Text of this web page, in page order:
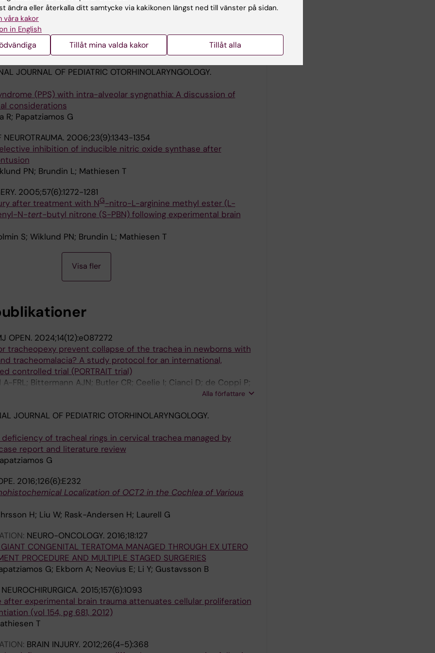
OF THE AMERICAN COLLEGE OF CARDIOLOGY.
Due to Nuclear Factor-Kappa B Activation in Irradiated Human
Paulsson-Berne G; Gahm C; Agardh HE; Farnebo F; Tornvall P
JOURNAL OF PEDIATRIC OTORHINOLARYNGOLOGY.
(PPS) with intra-alveolar syngnathia: A discussion of
considerations
R; Papatziamos G
2006;23(9):1343-1354
inhibition of inducible nitric oxide synthase after
PN; Brundin L; Mathiesen T
2005;57(6):1272-1281
after treatment with NG-nitro-L-arginine methyl ester (L-
N-tert-butyl nitrone (S-PBN) following experimental brain
S; Wiklund PN; Brundin L; Mathiesen T
Visa fler
OPEN. 2024;14(12):e087272
tracheopexy prevent collapse of the trachea in newborns with
tracheomalacia? A study protocol for an international,
controlled trial (PORTRAIT trial)
FRL; Bittermann AJN; Butler CR; Ceelie I; Cianci D; de Coppi P;
KFM; Lemmers PMA; Mullassery D; Nandi R; Pullens B; Staals
Alla författare
JOURNAL OF PEDIATRIC OTORHINOLARYNGOLOGY.
of tracheal rings in cervical trachea managed by
report and literature review
G
2016;126(6):E232
Localization of OCT2 in the Cochlea of Various
H; Liu W; Rask-Andersen H; Laurell G
NEURO-ONCOLOGY. 2016;18:127
CONGENITAL TERATOMA MANAGED THROUGH EX UTERO
PROCEDURE AND MULTIPLE STAGED SURGERIES
G; Ekborn A; Neovius E; Li Y; Gustavsson B
2015;157(6):1093
experimental brain trauma attenuates cellular proliferation
(vol 154, pg 681, 2012)
T
BRAIN INJURY. 2012;26(4-5):368
ändra eller återkalla ditt samtycke via kakikonen längst ned till vänster på sidan.
våra kakor
in English
Tillåt mina valda kakor Tillåt alla